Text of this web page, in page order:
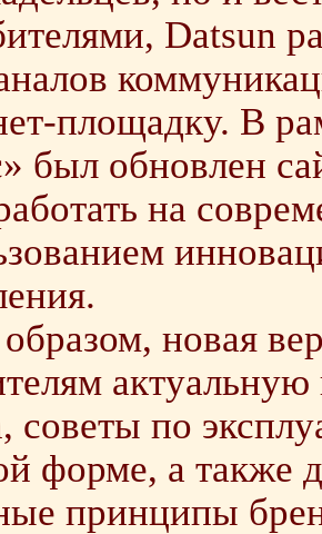
Datsun
площадку. В
был обновлен
на
новая
советы по
форме, а также
принципы